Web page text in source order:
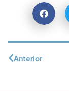
Anterior